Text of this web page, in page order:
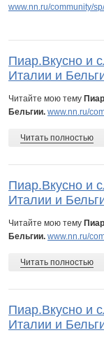
Кидс НН Корпорация
Лидия1972
Татьяна Мошук
www.nn.ru/community/
Пиар.Вкусно и
Италии и
Читайте мою тему
Бельгии. www.nn.ru/
Читать полностью
Пиар.Вкусно и
Италии и
Читайте мою тему
Бельгии. www.nn.ru/
Читать полностью
Пиар.Вкусно и
Италии и